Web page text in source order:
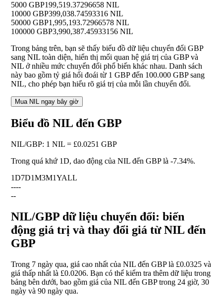
5000 GBP199,519.37296658 NIL
10000 GBP399,038.74593316 NIL
50000 GBP1,995,193.72966578 NIL
100000 GBP3,990,387.45933156 NIL
Trong bảng trên, bạn sẽ thấy biểu đồ dữ liệu chuyển đổi GBP
sang NIL toàn diện, hiển thị mối quan hệ giá trị của GBP và
NIL ở nhiều mức chuyển đổi phổ biến khác nhau. Danh sách
này bao gồm tỷ giá hối đoái từ 1 GBP đến 100.000 GBP sang
NIL, cho phép bạn hiểu rõ giá trị của mỗi lần chuyển đổi.
Mua NIL ngay bây giờ
Biểu đồ NIL đến GBP
NIL/GBP: 1 NIL = £0.0251 GBP
Trong quá khứ 1D, dao động của NIL đến GBP là -7.34%.
1D7D1M3M1YALL
----
--
NIL/GBP dữ liệu chuyển đổi: biến
động giá trị và thay đổi giá từ NIL đến
GBP
Trong 7 ngày qua, giá cao nhất của NIL đến GBP là £0.0325 và
giá thấp nhất là £0.0206. Bạn có thể kiểm tra thêm dữ liệu trong
bảng bên dưới, bao gồm giá của NIL đến GBP trong 24 giờ, 30
ngày và 90 ngày qua.